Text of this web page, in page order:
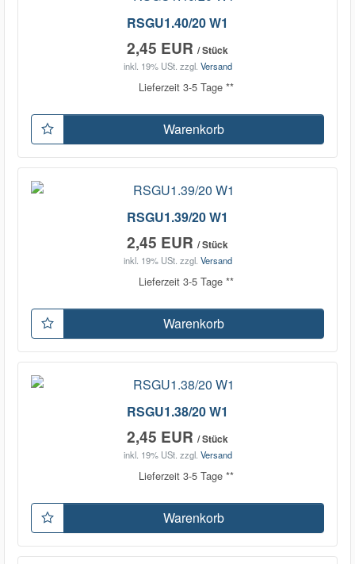
RSGU1.40/20 W1
2,45 EUR / Stück
inkl. 19% USt. zzgl. Versand
Lieferzeit 3-5 Tage **
Warenkorb
RSGU1.39/20 W1
2,45 EUR / Stück
inkl. 19% USt. zzgl. Versand
Lieferzeit 3-5 Tage **
Warenkorb
RSGU1.38/20 W1
2,45 EUR / Stück
inkl. 19% USt. zzgl. Versand
Lieferzeit 3-5 Tage **
Warenkorb